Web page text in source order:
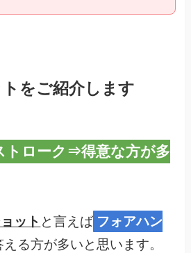
をご紹介します
トローク⇒得意な方が多
ット と言えば フォアハン
える方が多いと思います。